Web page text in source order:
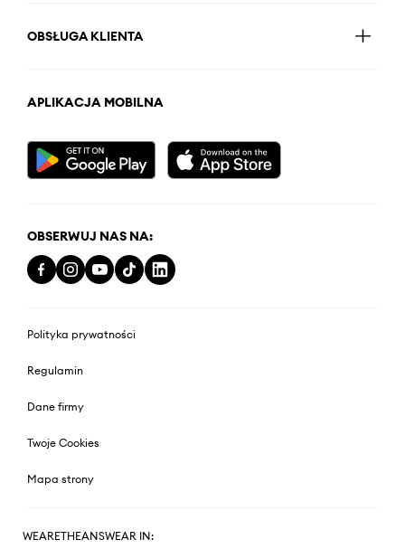
OBSŁUGA KLIENTA
APLIKACJA MOBILNA
OBSERWUJ NAS NA:
Polityka prywatności
Regulamin
Dane firmy
Twoje Cookies
Mapa strony
WEARETHEANSWEAR IN: